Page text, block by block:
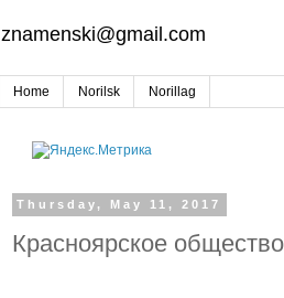
znamenski@gmail.com
Home Norilsk Norillag
Thursday, May 11, 2017
Красноярское